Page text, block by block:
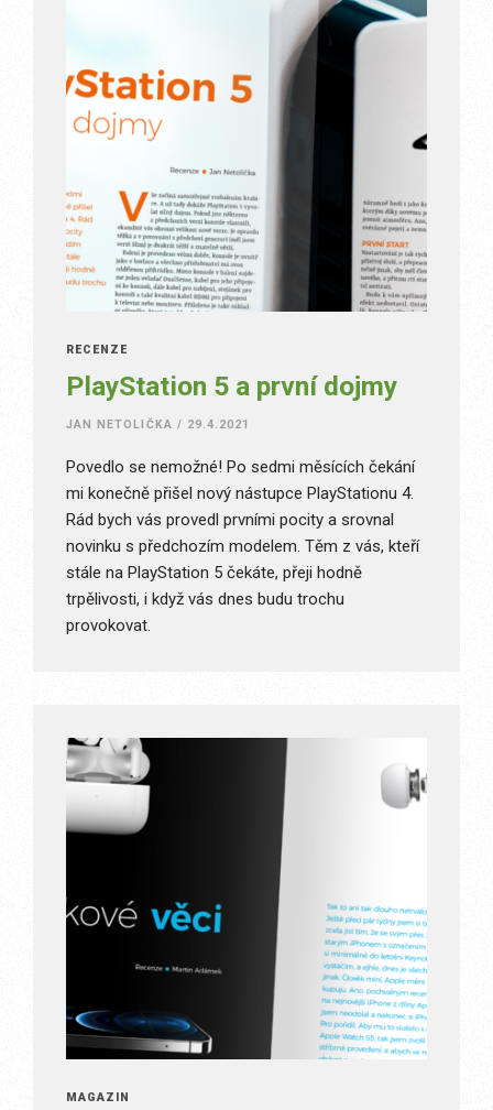
RECENZE
PlayStation 5 a první dojmy
JAN NETOLIČKA / 29.4.2021
Povedlo se nemožné! Po sedmi měsících čekání
mi konečně přišel nový nástupce PlayStationu 4.
Rád bych vás provedl prvními pocity a srovnal
novinku s předchozím modelem. Těm z vás, kteří
stále na PlayStation 5 čekáte, přeji hodně
trpělivosti, i když vás dnes budu trochu
provokovat.
MAGAZÍN